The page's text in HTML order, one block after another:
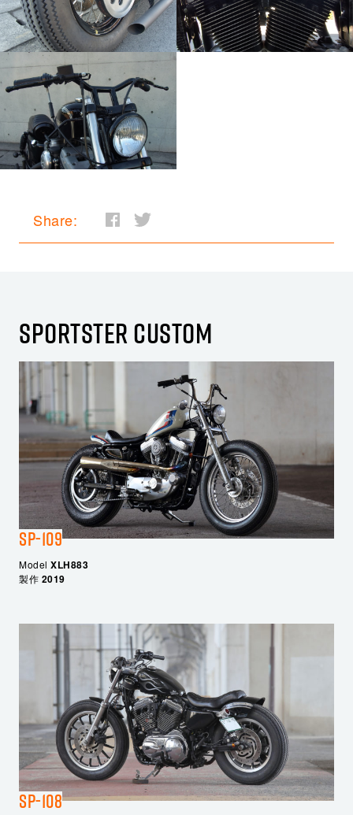
Share:
SPORTSTER CUSTOM
SP-109
Model XLH883
製作 2019
SP-108